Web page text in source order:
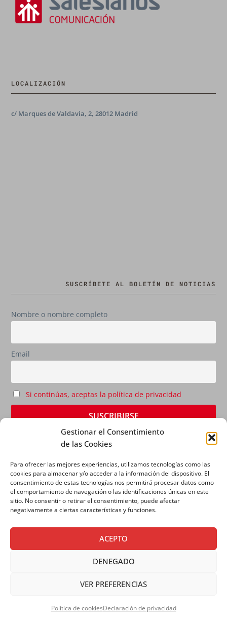
Gestionar el Consentimiento
de las Cookies
Para ofrecer las mejores experiencias, utilizamos tecnologías como las
cookies para almacenar y/o acceder a la información del dispositivo. El
consentimiento de estas tecnologías nos permitirá procesar datos como
el comportamiento de navegación o las identificaciones únicas en este
sitio. No consentir o retirar el consentimiento, puede afectar
negativamente a ciertas características y funciones.
ACEPTO
DENEGADO
VER PREFERENCIAS
Política de cookiesDeclaración de privacidad
LOCALIZACIÓN
c/ Marques de Valdavia, 2, 28012 Madrid
SUSCRÍBETE AL BOLETÍN DE NOTICIAS
Nombre o nombre completo
Email
Si continúas, aceptas la política de privacidad
AVISO LEGAL|POLÍTICA DE PRIVACIDAD|